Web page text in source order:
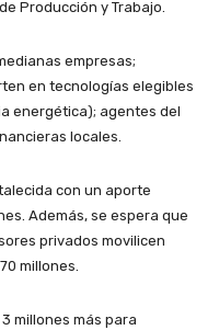
Producción y Trabajo.
empresas;
en tecnologías elegibles
energética); agentes del
locales.
con un aporte
Además, se espera que
privados movilicen
millones.
millones más para